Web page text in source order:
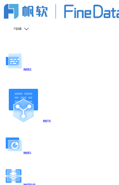
产品功能
数据集成
数据开发
数据服务